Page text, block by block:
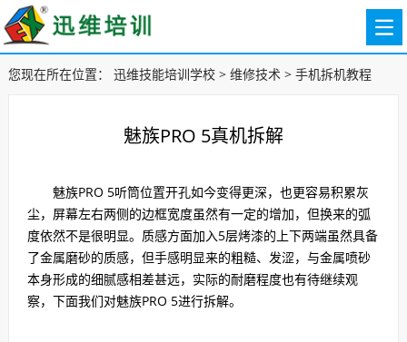
您现在所在位置： 迅维技能培训学校> 维修技术> 手机拆机教程
魅族PRO 5真机拆解
魅族PRO 5听筒位置开孔如今变得更深，也更容易积累灰
尘，屏幕左右两侧的边框宽度虽然有一定的增加，但换来的弧
度依然不是很明显。质感方面加入5层烤漆的上下两端虽然具备
了金属磨砂的质感，但手感明显来的粗糙、发涩，与金属喷砂
本身形成的细腻感相差甚远，实际的耐磨程度也有待继续观
察，下面我们对魅族PRO 5进行拆解。